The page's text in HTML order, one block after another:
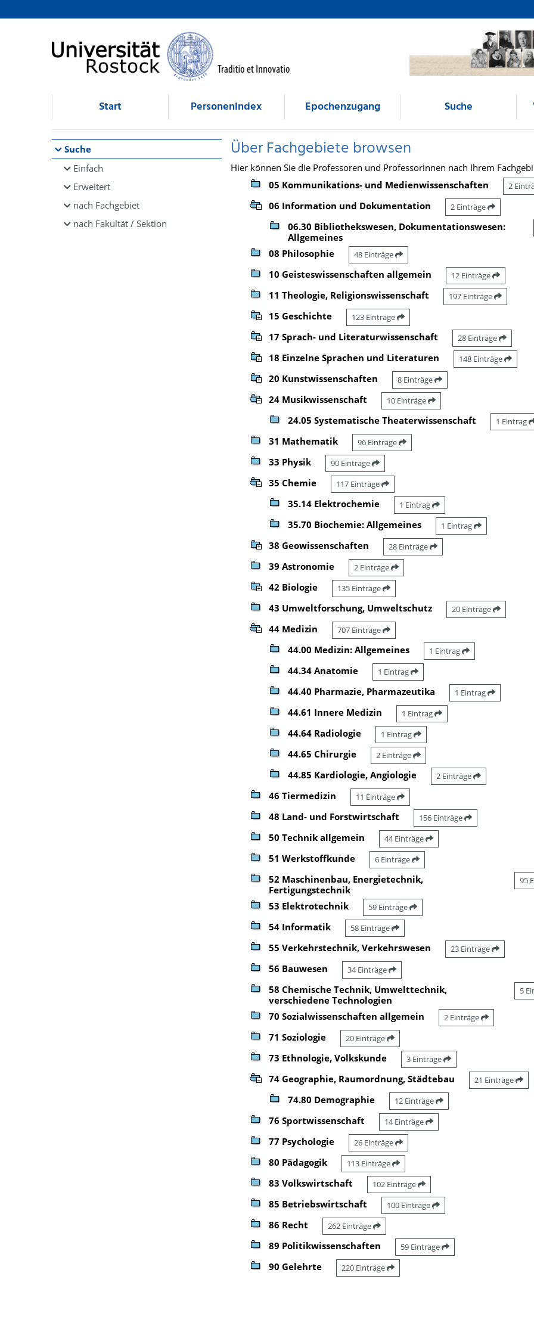
Browsen
direkt zum Inhalt
Start Personenindex Epochenzugang Suche
Suche
Einfach
Erweitert
nach Fachgebiet
nach Fakultät / Sektion
Über Fachgebiete browsen
Hier können Sie die Professoren und Professorinnen nach Ihrem
05 Kommunikations- und Medienwissenschaften
2
06 Information und Dokumentation 2 Einträge
06.30 Bibliothekswesen, Dokumentationswesen:
Allgemeines
08 Philosophie 48 Einträge
10 Geisteswissenschaften allgemein 12 Einträge
11 Theologie, Religionswissenschaft 197 Einträge
15 Geschichte 123 Einträge
17 Sprach- und Literaturwissenschaft 28 Einträge
18 Einzelne Sprachen und Literaturen 148 Einträge
20 Kunstwissenschaften 8 Einträge
24 Musikwissenschaft 10 Einträge
24.05 Systematische Theaterwissenschaft 1 Eintrag
31 Mathematik 96 Einträge
33 Physik 90 Einträge
35 Chemie 117 Einträge
35.14 Elektrochemie 1 Eintrag
35.70 Biochemie: Allgemeines 1 Eintrag
38 Geowissenschaften 28 Einträge
39 Astronomie 2 Einträge
42 Biologie 135 Einträge
43 Umweltforschung, Umweltschutz 20 Einträge
44 Medizin 707 Einträge
44.00 Medizin: Allgemeines 1 Eintrag
44.34 Anatomie 1 Eintrag
44.40 Pharmazie, Pharmazeutika 1 Eintrag
44.61 Innere Medizin 1 Eintrag
44.64 Radiologie 1 Eintrag
44.65 Chirurgie 2 Einträge
44.85 Kardiologie, Angiologie 2 Einträge
46 Tiermedizin 11 Einträge
48 Land- und Forstwirtschaft 156 Einträge
50 Technik allgemein 44 Einträge
51 Werkstoffkunde 6 Einträge
52 Maschinenbau, Energietechnik,
Fertigungstechnik
95
53 Elektrotechnik 59 Einträge
54 Informatik 58 Einträge
55 Verkehrstechnik, Verkehrswesen 23 Einträge
56 Bauwesen 34 Einträge
58 Chemische Technik, Umwelttechnik,
verschiedene Technologien
5
70 Sozialwissenschaften allgemein 2 Einträge
71 Soziologie 20 Einträge
73 Ethnologie, Volkskunde 3 Einträge
74 Geographie, Raumordnung, Städtebau 21 Einträge
74.80 Demographie 12 Einträge
76 Sportwissenschaft 14 Einträge
77 Psychologie 26 Einträge
80 Pädagogik 113 Einträge
83 Volkswirtschaft 102 Einträge
85 Betriebswirtschaft 100 Einträge
86 Recht 262 Einträge
89 Politikwissenschaften 59 Einträge
90 Gelehrte 220 Einträge